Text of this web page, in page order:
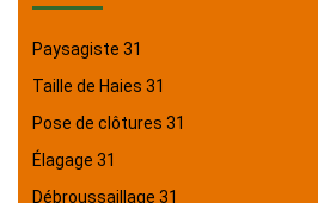
Paysagiste 31
Taille de Haies 31
Pose de clôtures 31
Élagage 31
Débroussaillage 31